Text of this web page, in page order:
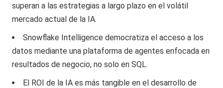
superan a las estrategias a largo plazo en el volátil
mercado actual de la IA.
Snowflake Intelligence democratiza el acceso a los
datos mediante una plataforma de agentes enfocada en
resultados de negocio, no solo en SQL.
El ROI de la IA es más tangible en el desarrollo de